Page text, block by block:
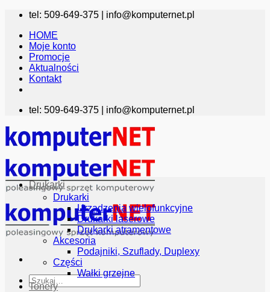
Przewiń
zawartości
tel: 509-649-375 | info@komputernet.pl
HOME
Moje konto
Promocje
Aktualności
Kontakt
tel: 509-649-375 | info@komputernet.pl
Szukaj:
Drukarki
Drukarki
Urządzenia wielofunkcyjne
Drukarki laserowe
Drukarki atramentowe
Akcesoria
Podajniki, Szuflady, Duplexy
Części
Wałki grzejne
Tonery